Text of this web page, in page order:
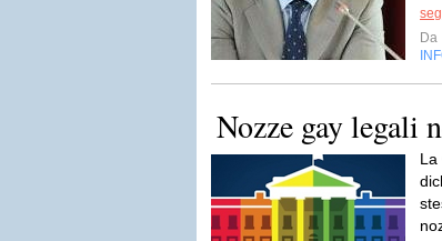
Da
Nozze gay legali
La